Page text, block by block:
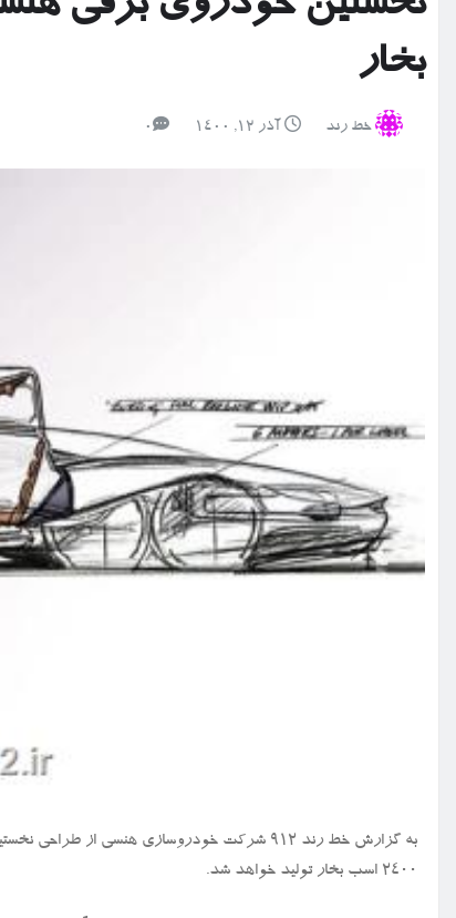
بخار
خط رند آذر ۱۲, ۱۴۰۰ 0
به گزارش خط رند ۹۱۲ شرکت خودروسازی هنسی
۲۴۰۰ اسب بخار تولید خواهد شد.